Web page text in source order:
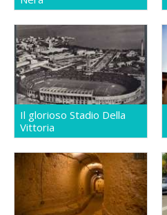
Il glorioso Stadio Della
Vittoria